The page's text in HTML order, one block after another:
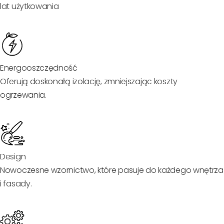
lat użytkowania
Energooszczędność
Oferują doskonałą izolację, zmniejszając koszty
ogrzewania.
Design
Nowoczesne wzornictwo, które pasuje do każdego wnętrza
i fasady.